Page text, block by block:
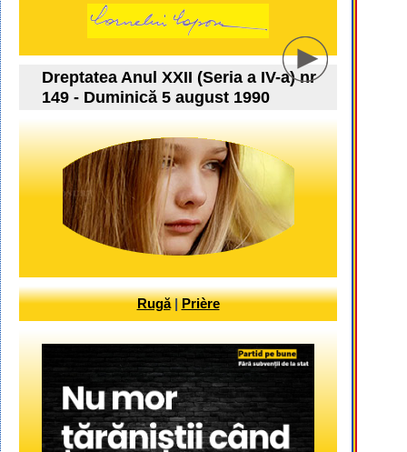
Dreptatea Anul XXII (Seria a IV-a) nr
149 - Duminică 5 august 1990
Rugă|Prière